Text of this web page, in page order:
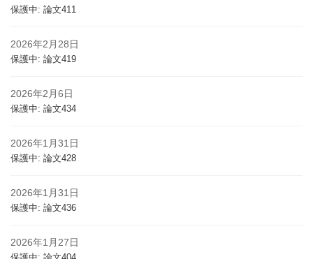
保護中: 論文411
2026年2月28日
保護中: 論文419
2026年2月6日
保護中: 論文434
2026年1月31日
保護中: 論文428
2026年1月31日
保護中: 論文436
2026年1月27日